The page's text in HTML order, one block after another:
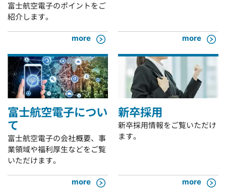
富士航空電子のポイントをご
紹介します。
more more
富士航空電子につい
て
富士航空電子の会社概要、事
業領域や福利厚生などをご覧
いただけます。
more
新卒採用
新卒採用情報をご覧いただけ
ます。
more